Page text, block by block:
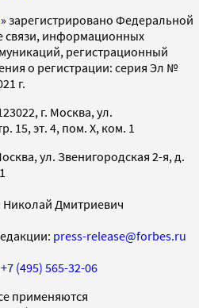
» зарегистрировано Федеральной
связи, информационных
регистрационный
о регистрации: серия Эл №
г.
г. Москва, ул.
15, эт. 4, пом. X, ком. 1
ул. Звенигородская 2-я, д.
Николай Дмитриевич
press-release@forbes.ru
+7 (495) 565-32-06
применяются